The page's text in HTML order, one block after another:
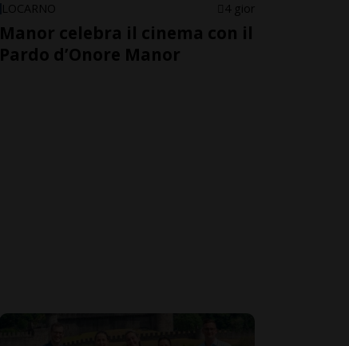
LOCARNO 4 gior
Manor celebra il cinema con il
Pardo d’Onore Manor